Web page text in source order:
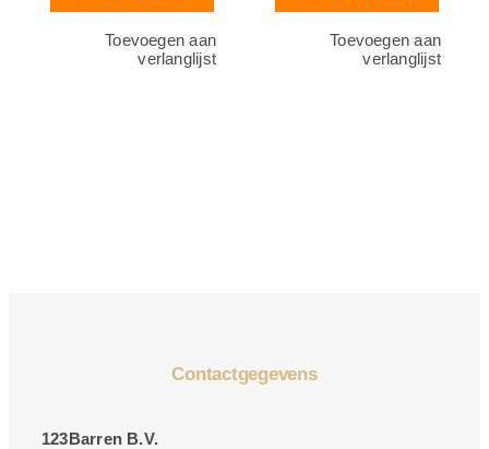
Toevoegen aan
verlanglijst
Toevoegen aan
verlanglijst
Contactgegevens
123Barren B.V.